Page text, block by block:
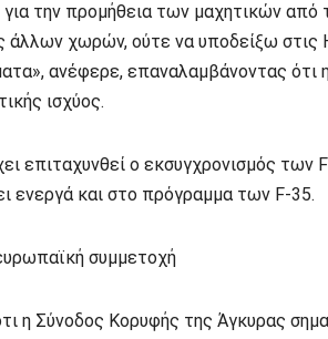
την προμήθεια των μαχητικών από
άλλων χωρών, ούτε να υποδείξω
ανέφερε, επαναλαμβάνοντας ότι
ισχύος.
επιταχυνθεί ο εκσυγχρονισμός των
ενεργά και στο πρόγραμμα των F-35.
συμμετοχή
η Σύνοδος Κορυφής της Άγκυρας